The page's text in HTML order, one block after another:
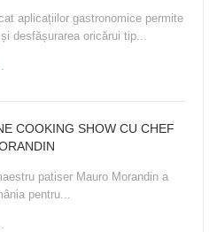
aplicațiilor gastronomice permite
desfășurarea oricărui tip...
COOKING SHOW CU CHEF
patiser Mauro Morandin a
pentru...